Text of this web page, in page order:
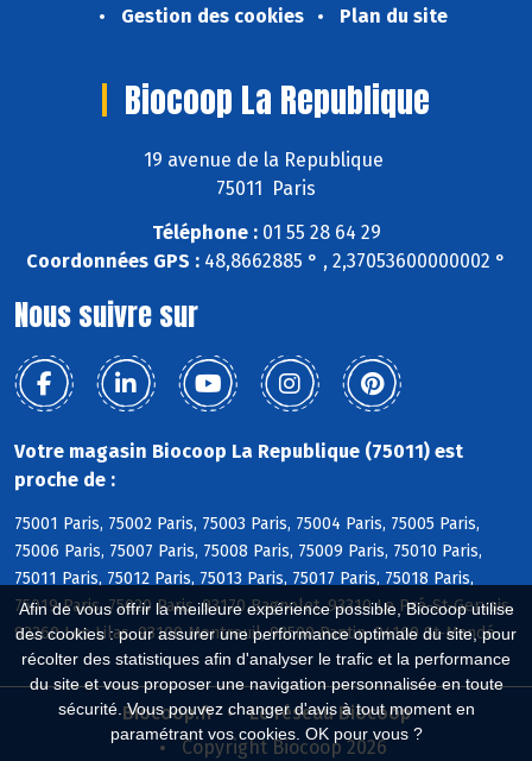
Afin de vous offrir la meilleure expérience possible, Biocoop utilise
des cookies : pour assurer une performance optimale du site, pour
récolter des statistiques afin d'analyser le trafic et la performance
du site et vous proposer une navigation personnalisée en toute
sécurité. Vous pouvez changer d'avis à tout moment en
paramétrant vos cookies. OK pour vous ?
Gestion des cookies
Plan du site
Biocoop La Republique
19 avenue de la Republique
75011 Paris
Téléphone :01 55 28 64 29
Coordonnées GPS : 48,8662885 ° , 2,37053600000002 °
Nous suivre sur
Votre magasin Biocoop La Republique (75011) est
proche de :
75001 Paris, 75002 Paris, 75003 Paris, 75004 Paris, 75005 Paris,
75006 Paris, 75007 Paris, 75008 Paris, 75009 Paris, 75010 Paris,
75011 Paris, 75012 Paris, 75013 Paris, 75017 Paris, 75018 Paris,
75019 Paris, 75020 Paris, 93170 Bagnolet, 93310 Le Pré-St-Gervais,
93260 Les Lilas, 93100 Montreuil, 93500 Pantin, 94160 St-Mandé
Biocoop.fr
Le réseau Biocoop
Copyright Biocoop 2026